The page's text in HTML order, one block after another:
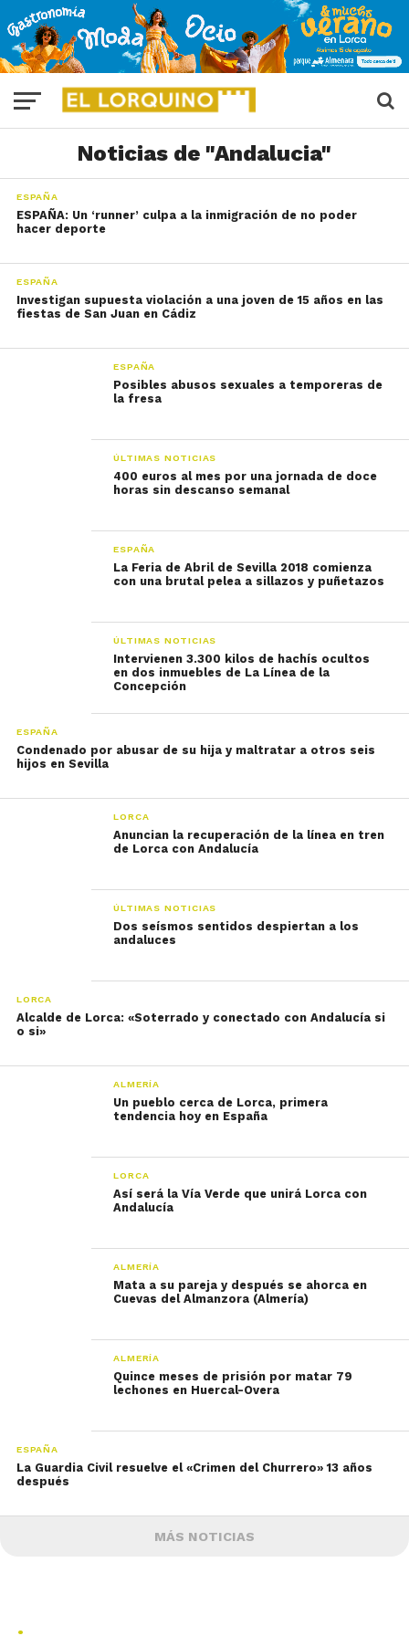
Noticias de "Andalucia"
ESPAÑA
ESPAÑA: Un ‘runner’ culpa a la inmigración de no poder
hacer deporte
ESPAÑA
Investigan supuesta violación a una joven de 15 años en las
fiestas de San Juan en Cádiz
ESPAÑA
Posibles abusos sexuales a temporeras de
la fresa
ÚLTIMAS NOTICIAS
400 euros al mes por una jornada de doce
horas sin descanso semanal
ESPAÑA
La Feria de Abril de Sevilla 2018 comienza
con una brutal pelea a sillazos y puñetazos
ÚLTIMAS NOTICIAS
Intervienen 3.300 kilos de hachís ocultos
en dos inmuebles de La Línea de la
Concepción
ESPAÑA
Condenado por abusar de su hija y maltratar a otros seis
hijos en Sevilla
LORCA
Anuncian la recuperación de la línea en tren
de Lorca con Andalucía
ÚLTIMAS NOTICIAS
Dos seísmos sentidos despiertan a los
andaluces
LORCA
Alcalde de Lorca: «Soterrado y conectado con Andalucía si
o si»
ALMERÍA
Un pueblo cerca de Lorca, primera
tendencia hoy en España
LORCA
Así será la Vía Verde que unirá Lorca con
Andalucía
ALMERÍA
Mata a su pareja y después se ahorca en
Cuevas del Almanzora (Almería)
ALMERÍA
Quince meses de prisión por matar 79
lechones en Huercal-Overa
ESPAÑA
La Guardia Civil resuelve el «Crimen del Churrero» 13 años
después
MÁS NOTICIAS
.